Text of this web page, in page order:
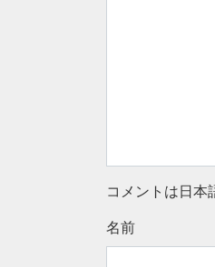
コメントは日本
名前